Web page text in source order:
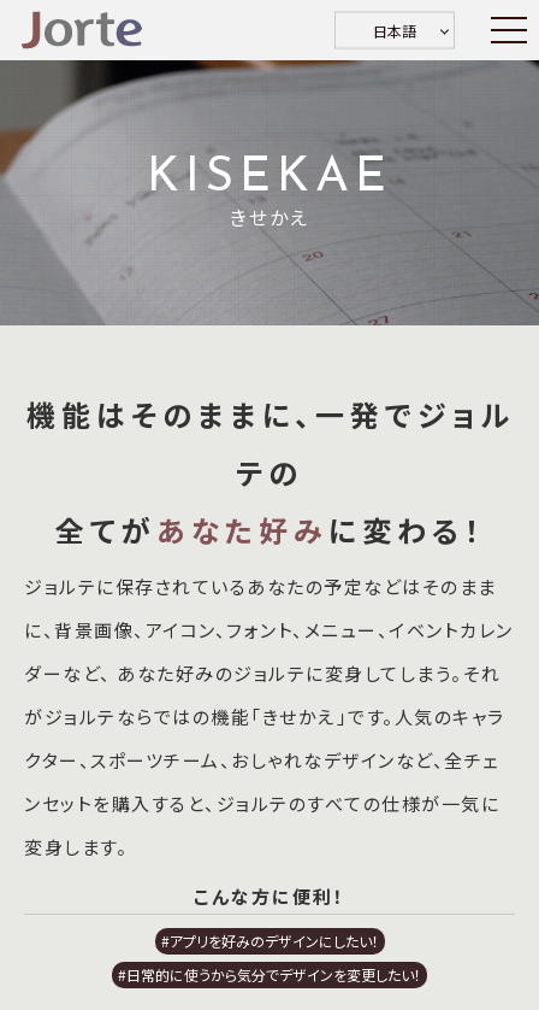
日本語
KISEKAE
きせかえ
機能はそのままに、一発でジョル
テの
全てが あなた好み に変わる！
ジョルテに保存されているあなたの予定などはそのまま
に、背景画像、アイコン、フォント、メニュー、イベントカレン
ダーなど、 あなた好みのジョルテに変身してしまう。それ
がジョルテならではの機能「きせかえ」です。人気のキャラ
クター、スポーツチーム、おしゃれなデザインなど、全チェ
ンセットを購入すると、ジョルテのすべての仕様が一気に
変身します。
こんな方に便利！
#アプリを好みのデザインにしたい！
#日常的に使うから気分でデザインを変更したい！